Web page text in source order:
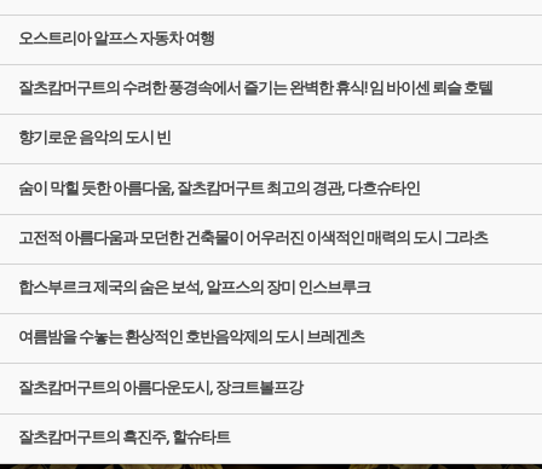
오스트리아 알프스 자동차 여행
잘츠캄머구트의 수려한 풍경속에서 즐기는 완벽한 휴식! 임 바이센 뢰슬 호텔
향기로운 음악의 도시 빈
숨이 막힐 듯한 아름다움, 잘츠캄머구트 최고의 경관, 다흐슈타인
고전적 아름다움과 모던한 건축물이 어우러진 이색적인 매력의 도시 그라츠
합스부르크 제국의 숨은 보석, 알프스의 장미 인스브루크
여름밤을 수놓는 환상적인 호반음악제의 도시 브레겐츠
잘츠캄머구트의 아름다운도시, 장크트볼프강
잘츠캄머구트의 흑진주, 할슈타트